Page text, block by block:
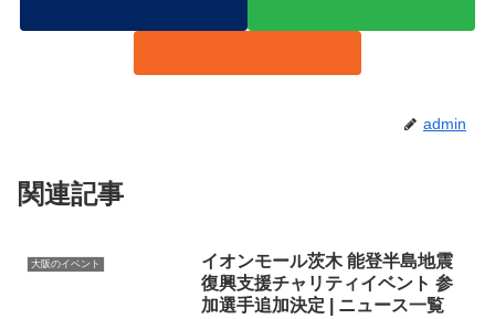
admin
関連記事
大阪のイベント
イオンモール茨木 能登半島地震
復興支援チャリティイベント 参
加選手追加決定 | ニュース一覧